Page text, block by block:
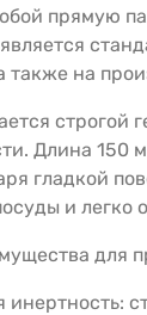
прямую
также на
строгой
Длина 150
гладкой
и легко
для
инертность: